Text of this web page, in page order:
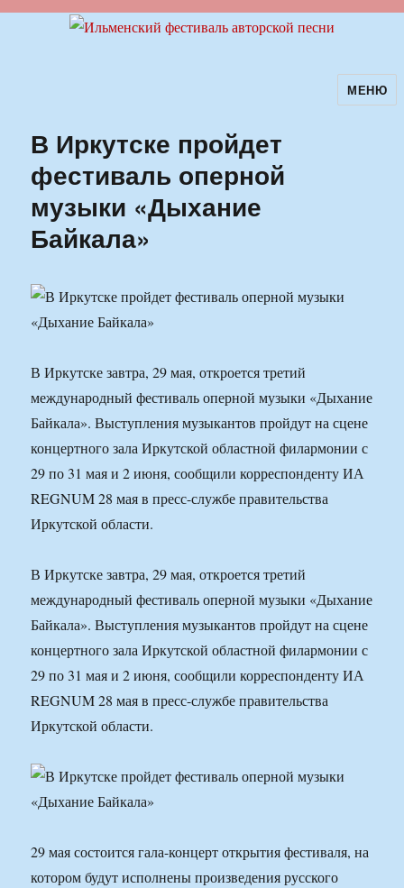
Ильменский фестиваль авторскойМЕНЮ
В Иркутске пройдет
фестиваль оперной
музыки «Дыхание
Байкала»
В Иркутске завтра, 29 мая, откроется третий
международный фестиваль оперной музыки «Дыхание
Байкала». Выступления музыкантов пройдут на сцене
концертного зала Иркутской областной филармонии с
29 по 31 мая и 2 июня, сообщили корреспонденту ИА
REGNUM 28 мая в пресс-службе правительства
Иркутской области.
В Иркутске завтра, 29 мая, откроется третий
международный фестиваль оперной музыки «Дыхание
Байкала». Выступления музыкантов пройдут на сцене
концертного зала Иркутской областной филармонии с
29 по 31 мая и 2 июня, сообщили корреспонденту ИА
REGNUM 28 мая в пресс-службе правительства
Иркутской области.
29 мая состоится гала-концерт открытия фестиваля, на
котором будут исполнены произведения русского